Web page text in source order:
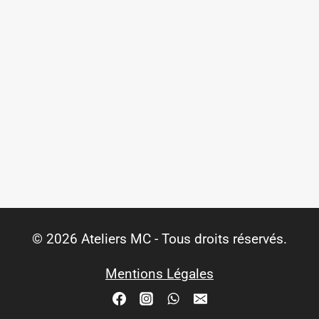
© 2026 Ateliers MC - Tous droits réservés.
Mentions Légales